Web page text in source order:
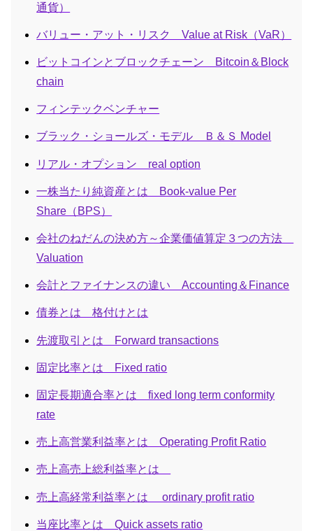
通貨）
バリュー・アット・リスク Value at Risk（VaR）
ビットコインとブロックチェーン Bitcoin＆Block
chain
フィンテックベンチャー
ブラック・ショールズ・モデル Ｂ＆Ｓ Model
リアル・オプション real option
一株当たり純資産とは Book-value Per
Share（BPS）
会社のねだんの決め方～企業価値算定３つの方法
Valuation
会計とファイナンスの違い Accounting＆Finance
債券とは 格付けとは
先渡取引とは Forward transactions
固定比率とは Fixed ratio
固定長期適合率とは fixed long term conformity
rate
売上高営業利益率とは Operating Profit Ratio
売上高売上総利益率とは
売上高経常利益率とは ordinary profit ratio
当座比率とは Quick assets ratio